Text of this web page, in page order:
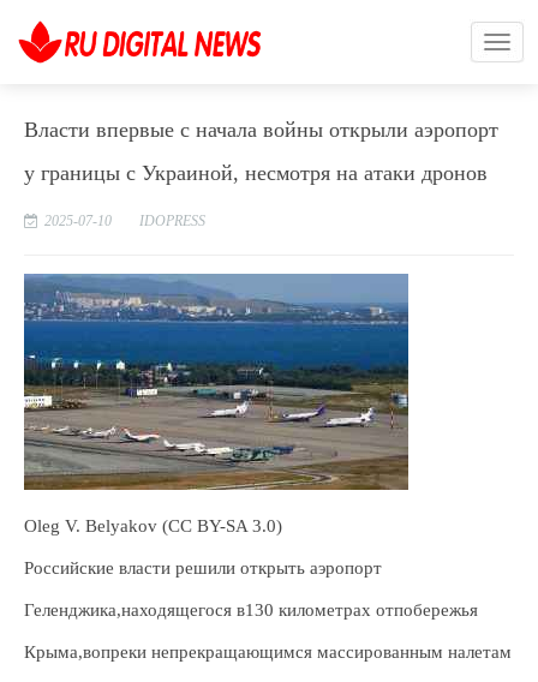
Власти впервые с начала войны открыли аэропорт
у границы с Украиной, несмотря на атаки дронов
2025-07-10 IDOPRESS
Oleg V. Belyakov (CC BY-SA 3.0)
Российские власти решили открыть аэропорт
Геленджика,находящегося в130 километрах отпобережья
Крыма,вопреки непрекращающимся массированным налетам